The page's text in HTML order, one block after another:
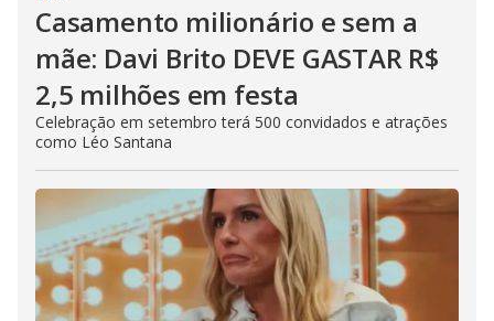
Casamento milionário e sem a
mãe: Davi Brito DEVE GASTAR R$
2,5 milhões em festa
Celebração em setembro terá 500 convidados e atrações
como Léo Santana